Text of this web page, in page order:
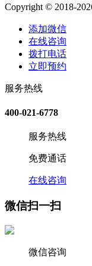
Copyright © 2018-
添加微信
在线咨询
拨打电话
立即预约
服务热线
400-021-6778
服务热线
免费通话
在线咨询
微信扫一扫
微信咨询